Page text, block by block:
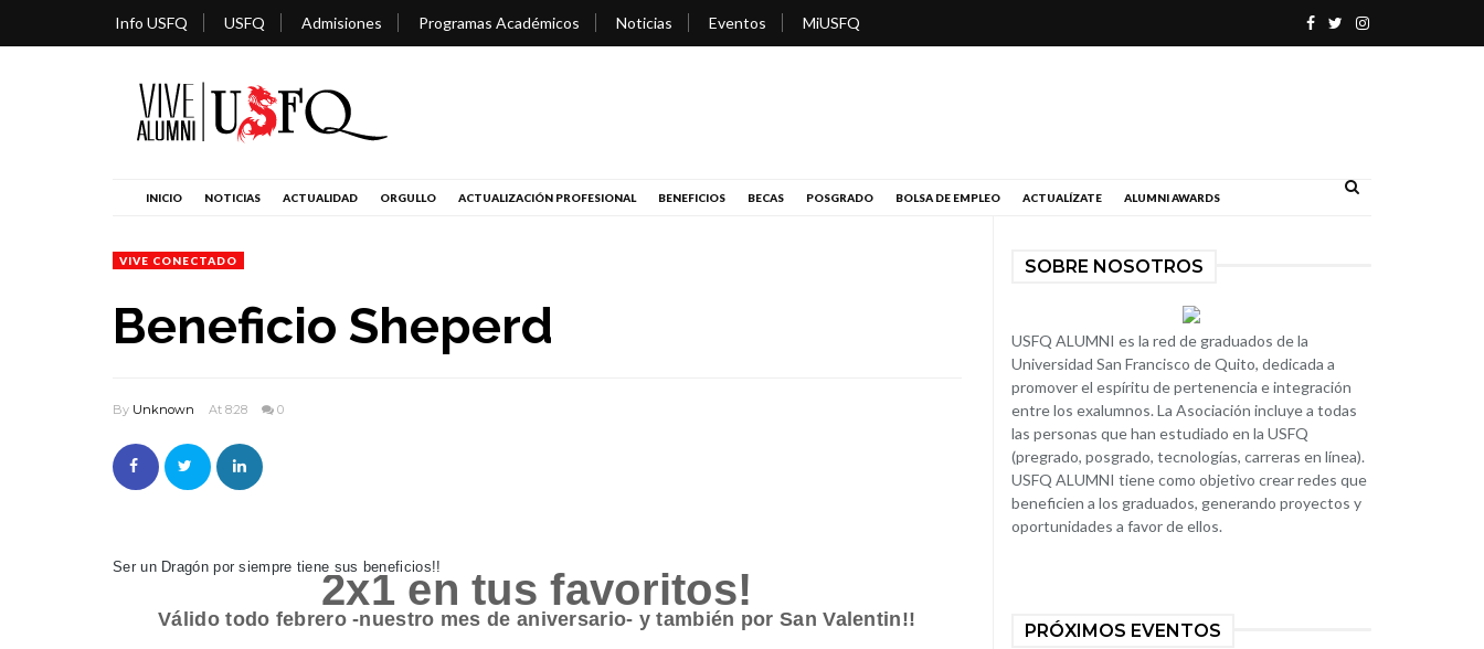
Info USFQ USFQ Admisiones Programas Académicos Noticias Eventos MiUSFQ
INICIO NOTICIAS ACTUALIDAD ORGULLO ACTUALIZACIÓN PROFESIONAL BENEFICIOS BECAS POSGRADO BOLSA DE EMPLEO ACTUALÍZATE ALUMNI AWARDS
VIVE CONECTADO
Beneficio Sheperd
By Unknown At 8:28 0
Ser un Dragón por siempre tiene sus beneficios!! 2x1 en tus favoritos!
Válido todo febrero -nuestro mes de aniversario- y también por San Valentin!!
SOBRE NOSOTROS
USFQ ALUMNI es la red de graduados de la
Universidad San Francisco de Quito, dedicada a
promover el espíritu de pertenencia e integración
entre los exalumnos. La Asociación incluye a todas
las personas que han estudiado en la USFQ
(pregrado, posgrado, tecnologías, carreras en línea).
USFQ ALUMNI tiene como objetivo crear redes que
beneficien a los graduados, generando proyectos y
oportunidades a favor de ellos.
PRÓXIMOS EVENTOS